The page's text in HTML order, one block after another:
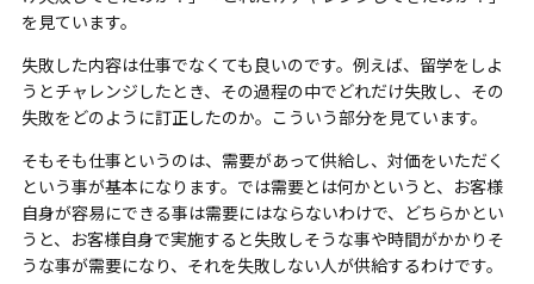
を見ています。
失敗した内容は仕事でなくても良いのです。例えば、留学をしよ
うとチャレンジしたとき、その過程の中でどれだけ失敗し、その
失敗をどのように訂正したのか。こういう部分を見ています。
そもそも仕事というのは、需要があって供給し、対価をいただく
という事が基本になります。では需要とは何かというと、お客様
自身が容易にできる事は需要にはならないわけで、どちらかとい
うと、お客様自身で実施すると失敗しそうな事や時間がかかりそ
うな事が需要になり、それを失敗しない人が供給するわけです。